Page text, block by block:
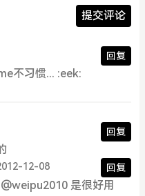
提交评论
回复
不习惯... :eek:
回复
12-08 回复
@weipu2010 是很好用